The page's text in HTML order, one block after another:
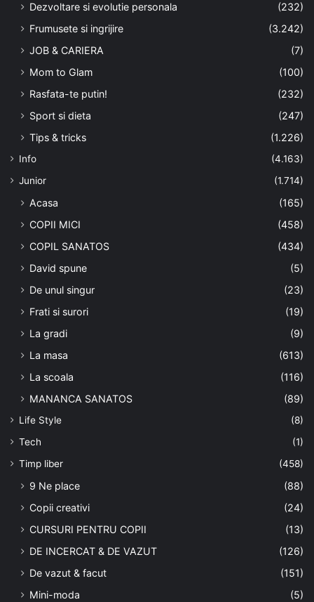
Dezvoltare si evolutie personala
(232)
Frumusete si ingrijire
(3.242)
JOB & CARIERA
(7)
Mom to Glam
(100)
Rasfata-te putin!
(232)
Sport si dieta
(247)
Tips & tricks
(1.226)
Info
(4.163)
Junior
(1.714)
Acasa
(165)
COPII MICI
(458)
COPIL SANATOS
(434)
David spune
(5)
De unul singur
(23)
Frati si surori
(19)
La gradi
(9)
La masa
(613)
La scoala
(116)
MANANCA SANATOS
(89)
Life Style
(8)
Tech
(1)
Timp liber
(458)
9 Ne place
(88)
Copii creativi
(24)
CURSURI PENTRU COPII
(13)
DE INCERCAT & DE VAZUT
(126)
De vazut & facut
(151)
Mini-moda
(5)